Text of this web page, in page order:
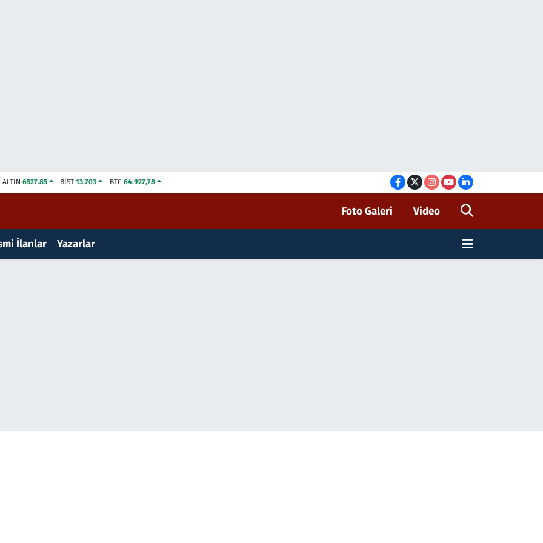
ALTIN 6527.85 BİST13.703 BTC 64.927,78
Foto Galeri Video
İlanlar Yazarlar